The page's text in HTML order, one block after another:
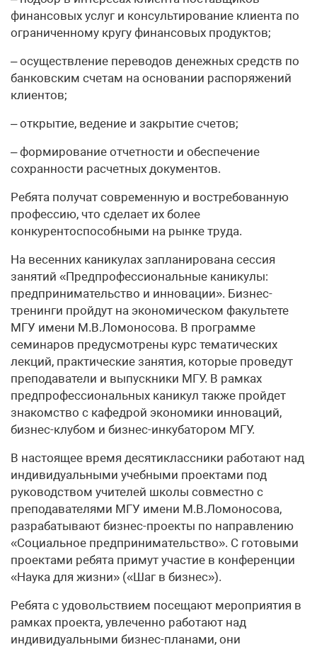
финансовых услуг и консультирование клиента по
ограниченному кругу финансовых продуктов;
– осуществление переводов денежных средств по
банковским счетам на основании распоряжений
клиентов;
– открытие, ведение и закрытие счетов;
– формирование отчетности и обеспечение
сохранности расчетных документов.
Ребята получат современную и востребованную
профессию, что сделает их более
конкурентоспособными на рынке труда.
На весенних каникулах запланирована сессия
занятий «Предпрофессиональные каникулы:
предпринимательство и инновации». Бизнес-
тренинги пройдут на экономическом факультете
МГУ имени М.В.Ломоносова. В программе
семинаров предусмотрены курс тематических
лекций, практические занятия, которые проведут
преподаватели и выпускники МГУ. В рамках
предпрофессиональных каникул также пройдет
знакомство с кафедрой экономики инноваций,
бизнес-клубом и бизнес-инкубатором МГУ.
В настоящее время десятиклассники работают над
индивидуальными учебными проектами под
руководством учителей школы совместно с
преподавателями МГУ имени М.В.Ломоносова,
разрабатывают бизнес-проекты по направлению
«Социальное предпринимательство». С готовыми
проектами ребята примут участие в конференции
«Наука для жизни» («Шаг в бизнес»).
Ребята с удовольствием посещают мероприятия в
рамках проекта, увлеченно работают над
индивидуальными бизнес-планами, они